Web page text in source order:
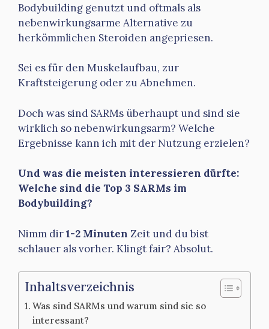
Bodybuilding genutzt und oftmals als
nebenwirkungsarme Alternative zu
herkömmlichen Steroiden angepriesen.
Sei es für den Muskelaufbau, zur
Kraftsteigerung oder zu Abnehmen.
Doch was sind SARMs überhaupt und sind sie
wirklich so nebenwirkungsarm? Welche
Ergebnisse kann ich mit der Nutzung erzielen?
Und was die meisten interessieren dürfte:
Welche sind die Top 3 SARMs im
Bodybuilding?
Nimm dir1-2 Minuten Zeit und du bist
schlauer als vorher. Klingt fair? Absolut.
Inhaltsverzeichnis
Was sind SARMs und warum sind sie so
interessant?